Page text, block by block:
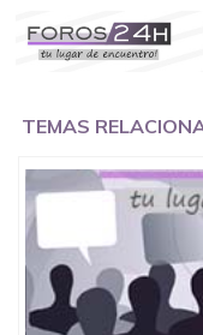
如何办理本科/硕
吗551190476哪里
可以制作美国毕业
551190476哪里可
请学校办理假的毕
可以办理水印成
GPA分数
假文凭网上能查
QQ微信
国外毕业证去哪认
QQ微信
TEMAS